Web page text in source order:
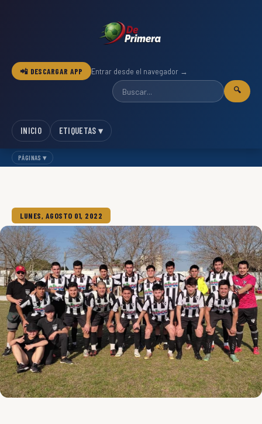
📲 DESCARGAR APP Entrar desde el navegador →
🔍
INICIO ETIQUETAS ▾
PÁGINAS ▾
LUNES, AGOSTO 01, 2022